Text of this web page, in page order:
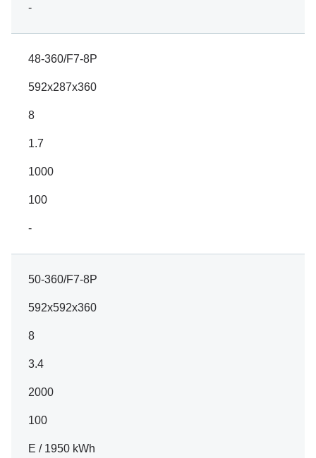
-
48-360/F7-8P
592x287x360
8
1.7
1000
100
-
50-360/F7-8P
592x592x360
8
3.4
2000
100
E / 1950 kWh